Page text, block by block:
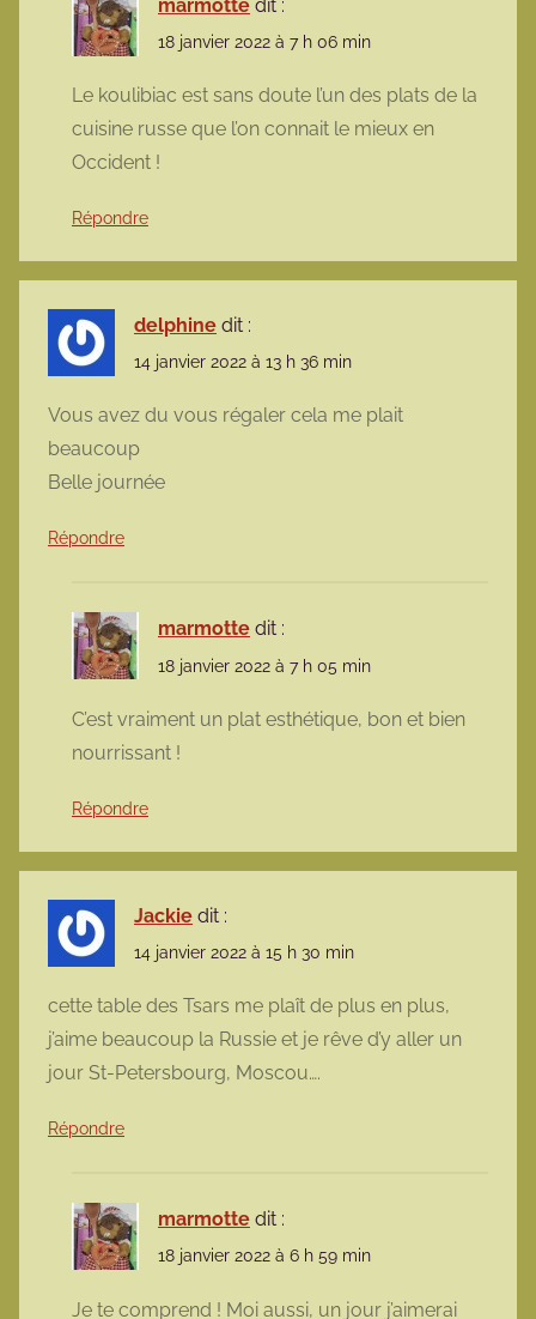
marmotte dit :
18 janvier 2022 à 7 h 06 min
Le koulibiac est sans doute l’un des plats de la
cuisine russe que l’on connait le mieux en
Occident !
Répondre
delphine dit :
14 janvier 2022 à 13 h 36 min
Vous avez du vous régaler cela me plait
beaucoup
Belle journée
Répondre
marmotte dit :
18 janvier 2022 à 7 h 05 min
C’est vraiment un plat esthétique, bon et bien
nourrissant !
Répondre
Jackie dit :
14 janvier 2022 à 15 h 30 min
cette table des Tsars me plaît de plus en plus,
j’aime beaucoup la Russie et je rêve d’y aller un
jour St-Petersbourg, Moscou….
Répondre
marmotte dit :
18 janvier 2022 à 6 h 59 min
Je te comprend ! Moi aussi, un jour j’aimerai